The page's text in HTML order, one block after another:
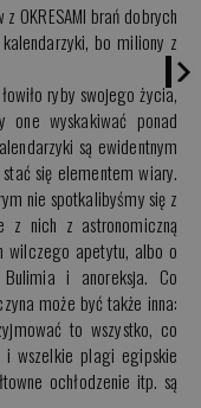
OKRESAMI brań dobrych
bo miliony z
ryby swojego życia,
wyskakiwać ponad
są ewidentnym
się elementem wiary.
nie spotkalibyśmy się z
z nich z astronomiczną
wilczego apetytu, albo o
i anoreksja. Co
może być także inna:
to wszystko, co
i wszelkie plagi egipskie
ochłodzenie itp. są